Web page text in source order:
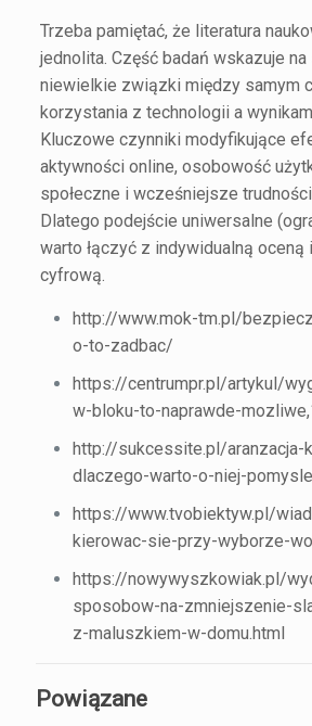
Trzeba pamiętać, że literatura
jednolita. Część badań wskazuje na
niewielkie związki między samym
korzystania z technologii a
Kluczowe czynniki modyfikujące
aktywności online, osobowość
społeczne i wcześniejsze
Dlatego podejście uniwersalne
warto łączyć z indywidualną oceną
cyfrową.
http://www.mok-tm.pl/
o-to-zadbac/
https://centrumpr.pl/artykul/
w-bloku-to-naprawde-
http://sukcessite.pl/aranzacja-
dlaczego-warto-o-niej-
https://www.tvobiektyw.pl/
kierowac-sie-przy-wyborze-
https://nowywyszkowiak.pl/
sposobow-na-zmniejszenie-
z-maluszkiem-w-domu.html
Powiązane